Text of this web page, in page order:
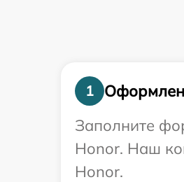
1
Заполните
Honor. Наш
Honor.